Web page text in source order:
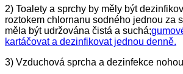
2) Toalety a sprchy by měly být
roztokem chlornanu sodného jednou za
měla být udržována čistá a suchá;
kartáčovat a dezinfikovat jednou denně.
3) Vzduchová sprcha a dezinfekce